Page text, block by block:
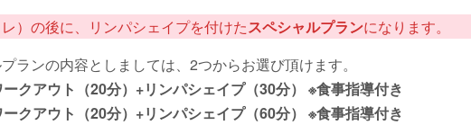
）の後に、リンパシェイプを付けたスペシャルプランになります。
ランの内容としましては、2つからお選び頂けます。
クアウト（20分）+リンパシェイプ（30分） ※食事指導付き
クアウト（20分）+リンパシェイプ（60分） ※食事指導付き